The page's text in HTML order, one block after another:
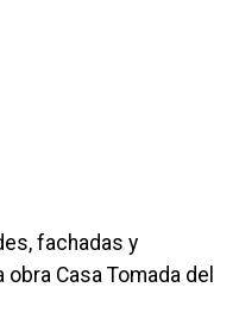
fachadas y
Casa Tomada del